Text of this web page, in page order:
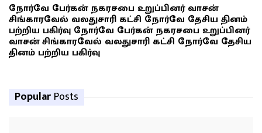
நோர்வே பேர்கன் நகரசபை உறுப்பினர் வாசன்
சிங்காரவேல் வலதுசாரி கட்சி நோர்வே தேசிய தினம்
பற்றிய பகிர்வு நோர்வே பேர்கன் நகரசபை உறுப்பினர்
வாசன் சிங்காரவேல் வலதுசாரி கட்சி நோர்வே தேசிய
தினம் பற்றிய பகிர்வு
Popular Posts